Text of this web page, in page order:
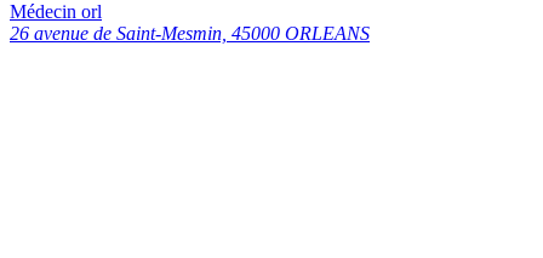
Médecin orl
26 avenue de Saint-Mesmin, 45000 ORLEANS